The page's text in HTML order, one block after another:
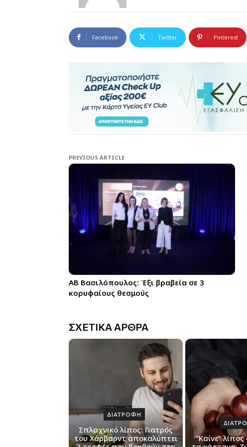
Facebook Twitter Pinterest
PREVIOUS ARTICLE
ΑΒ Βασιλόπουλος: Έξι βραβεία σε 3
κορυφαίους θεσμούς
ΣΧΕΤΙΚΑ ΑΡΘΡΑ
ΔΙΑΤΡΟΦΗ
Σπλαχνικό λίπος: Γιατρός
του Χάρβαρντ αποκαλύπτει
“Καίνε”